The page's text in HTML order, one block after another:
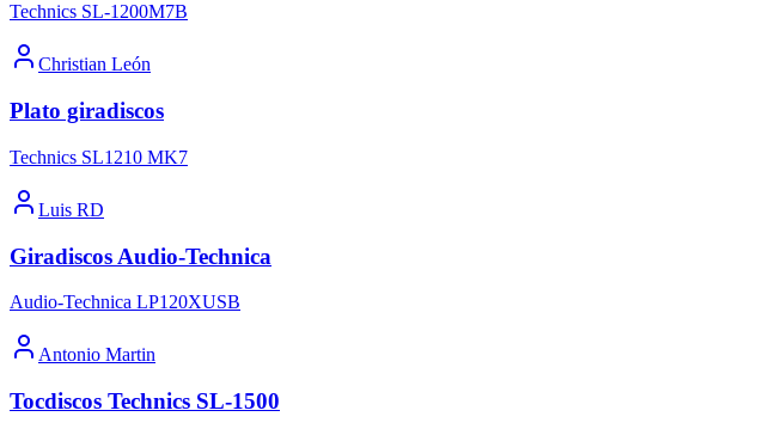
Technics SL-1200M7B
Christian León
Plato giradiscos
Technics SL1210 MK7
Luis RD
Giradiscos Audio-Technica
Audio-Technica LP120XUSB
Antonio Martin
Tocdiscos Technics SL-1500